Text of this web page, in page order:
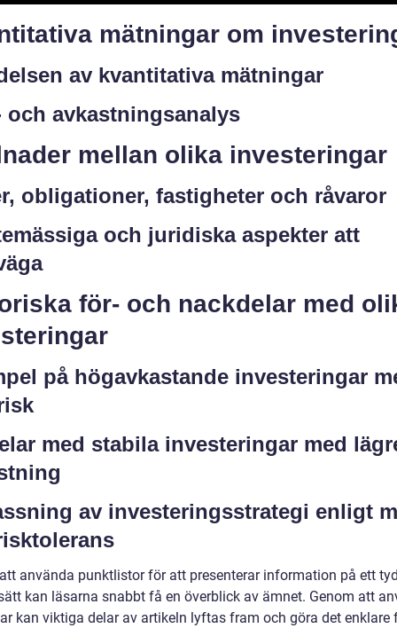
mätningar om
av kvantitativa mätningar
och avkastningsanalys
mellan olika investeringar
obligationer, fastigheter och råvaror
och juridiska aspekter att
för- och nackdelar med
på högavkastande investeringar
med stabila investeringar med
av investeringsstrategi enligt
använda punktlistor för att presenterar information på ett
kan läsarna snabbt få en överblick av ämnet. Genom att
kan viktiga delar av artikeln lyftas fram och göra det enklare